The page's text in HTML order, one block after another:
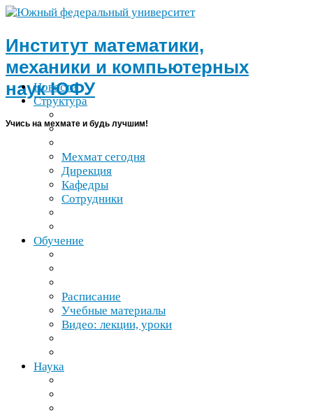
Институт математики,
механики и компьютерных
наукЮФУ
Учись на мехмате и будь лучшим!
Новости
Структура
Мехмат сегодня
Дирекция
Кафедры
Сотрудники
Обучение
Расписание
Учебные материалы
Видео: лекции, уроки
Наука